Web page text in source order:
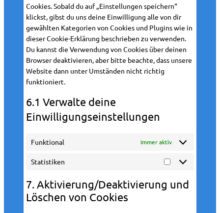
Cookies. Sobald du auf „Einstellungen speichern“
klickst, gibst du uns deine Einwilligung alle von dir
gewählten Kategorien von Cookies und Plugins wie in
dieser Cookie-Erklärung beschrieben zu verwenden.
Du kannst die Verwendung von Cookies über deinen
Browser deaktivieren, aber bitte beachte, dass unsere
Website dann unter Umständen nicht richtig
funktioniert.
6.1 Verwalte deine
Einwilligungseinstellungen
Funktional Immer aktiv
Statistiken
a
7. Aktivierung/Deaktivierung und
Löschen von Cookies